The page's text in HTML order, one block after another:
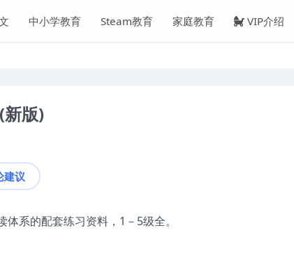
中小学教育 Steam教育 家庭教育 VIP介绍
新版)
建议
系的配套练习资料，1－5级全。